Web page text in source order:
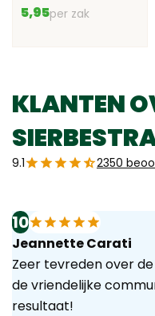
5,95per zak
KLANTEN
9.1 2350
10
Jeannette Carati
Zeer tevreden over
de vriendelijke
resultaat!